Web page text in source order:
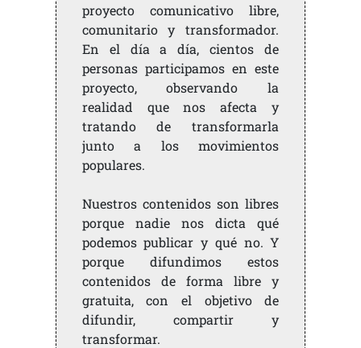
proyecto comunicativo libre,
comunitario y transformador.
En el día a día, cientos de
personas participamos en este
proyecto, observando la
realidad que nos afecta y
tratando de transformarla
junto a los movimientos
populares.
Nuestros contenidos son libres
porque nadie nos dicta qué
podemos publicar y qué no. Y
porque difundimos estos
contenidos de forma libre y
gratuita, con el objetivo de
difundir, compartir y
transformar.